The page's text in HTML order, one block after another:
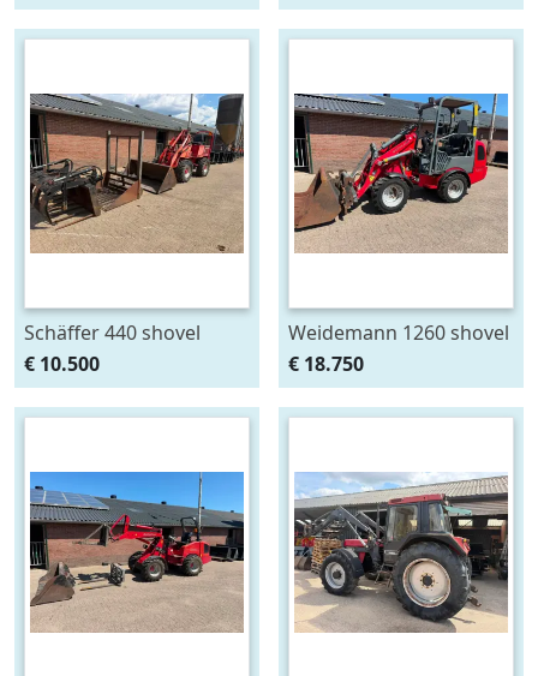
Schäffer 440 shovel
Loader
€ 10.500
Weidemann 1260 shovel
Loader (bj 2013)
€ 18.750